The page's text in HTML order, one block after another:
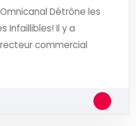
Détrône les
Infaillibles! Il y a
commercial